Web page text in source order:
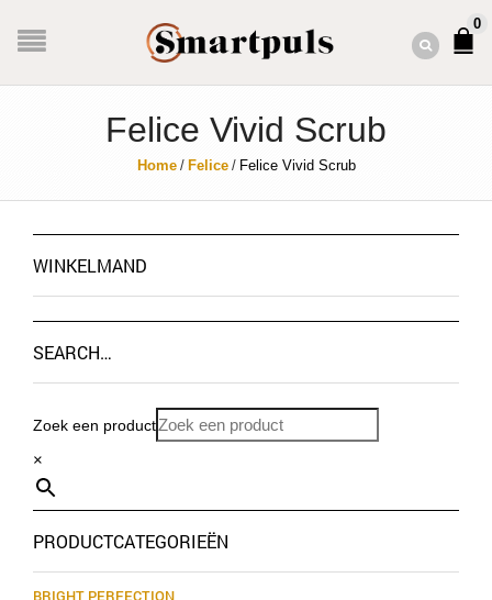
0
Felice Vivid Scrub
Home / Felice / Felice Vivid Scrub
WINKELMAND
SEARCH…
Zoek een product
×
PRODUCTCATEGORIEËN
BRIGHT PERFECTION